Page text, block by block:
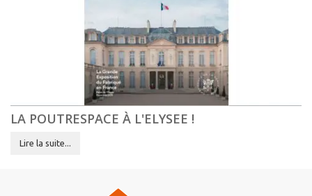
LA POUTRESPACE À L'ELYSEE !
Lire la suite...